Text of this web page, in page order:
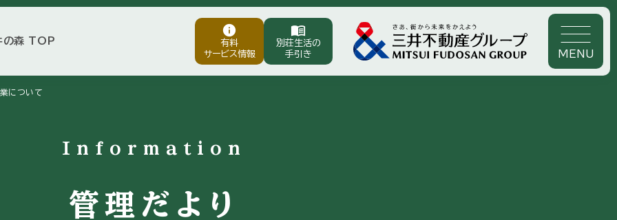
の森 TOP
info
有料
サービス情報
menu_book
別荘生活の
手引き
MENU
について
Information
管理だより